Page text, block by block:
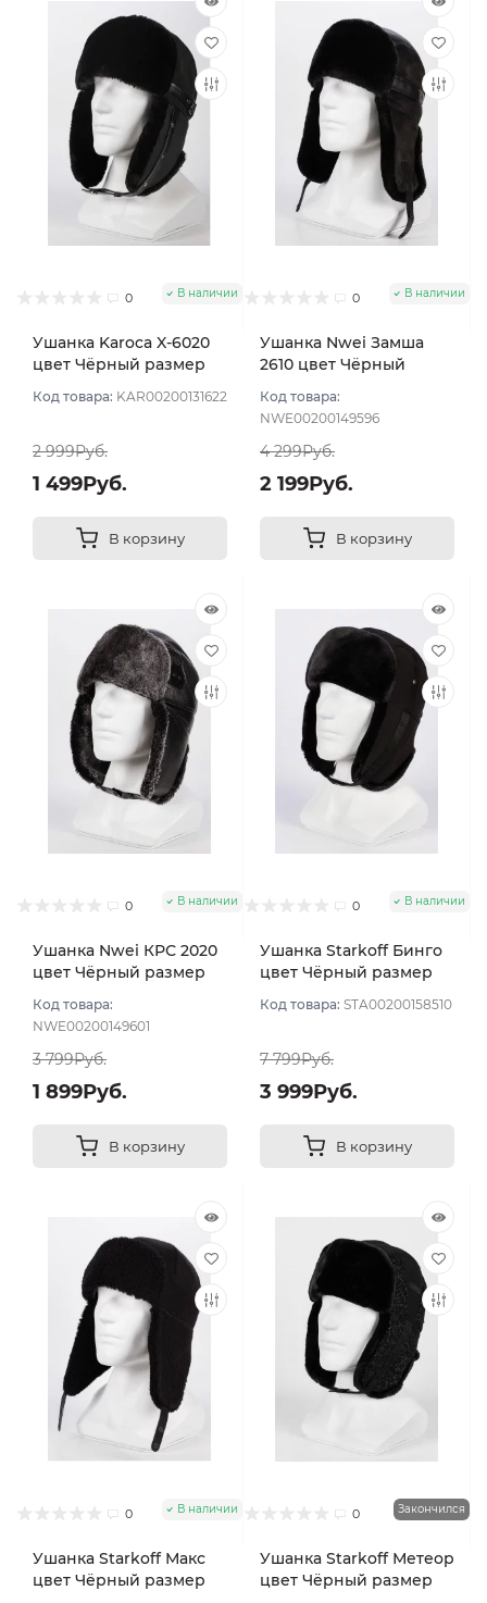
0 В наличии
Ушанка Karoca X-6020
цвет Чёрный размер
Код товара: KAR00200131622
2 999Руб.
1 499Руб.
В корзину
0 В наличии
Ушанка Nwei Замша
2610 цвет Чёрный
Код товара:
NWE00200149596
4 299Руб.
2 199Руб.
В корзину
0 В наличии
Ушанка Nwei КРС 2020
цвет Чёрный размер
Код товара:
NWE00200149601
3 799Руб.
1 899Руб.
В корзину
0 В наличии
Ушанка Starkoff Бинго
цвет Чёрный размер
Код товара: STA00200158510
7 799Руб.
3 999Руб.
В корзину
0 В наличии
Ушанка Starkoff Макс
цвет Чёрный размер
0 Закончился
Ушанка Starkoff Метеор
цвет Чёрный размер